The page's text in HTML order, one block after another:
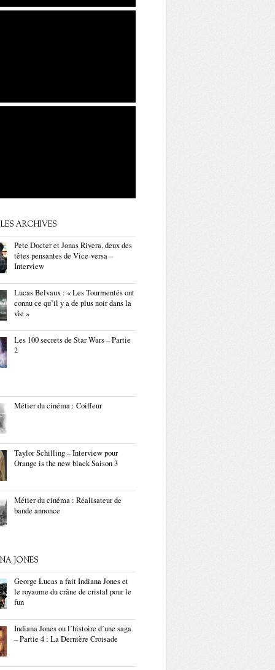
ARCHIVES
Pete Docter et Jonas Rivera, deux des
têtes pensantes de Vice-versa –
Interview
Lucas Belvaux : « Les Tourmentés ont
connu ce qu’il y a de plus noir dans la
vie »
Les 100 secrets de Star Wars – Partie
2
Métier du cinéma : Coiffeur
Taylor Schilling – Interview pour
Orange is the new black Saison 3
Métier du cinéma : Réalisateur de
bande annonce
JONES
George Lucas a fait Indiana Jones et
le royaume du crâne de cristal pour le
fun
Indiana Jones ou l’histoire d’une saga
– Partie 4 : La Dernière Croisade